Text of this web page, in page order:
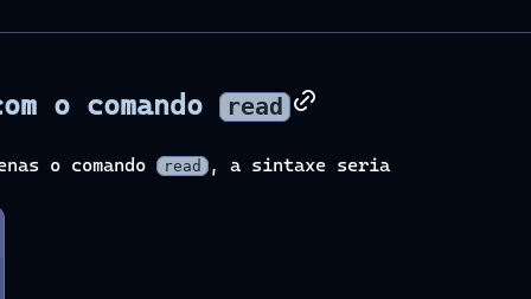
o comando read
o comando read , a sintaxe seria